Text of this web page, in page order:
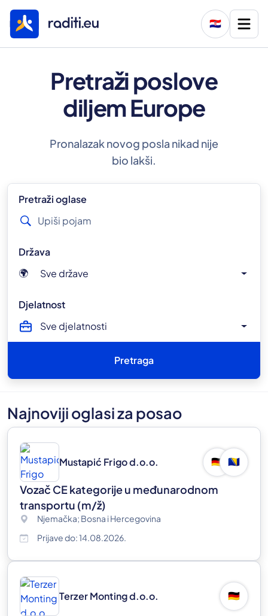
🇭🇷
Pretraži poslove
diljem Europe
Pronalazak novog posla nikad nije
bio lakši.
Pretraži oglase
Država
🌍 Sve države
Djelatnost
Sve djelatnosti
Pretraga
Najnoviji oglasi za posao
Mustapić Frigo d.o.o. 🇩🇪 🇧🇦
Vozač CE kategorije u međunarodnom
transportu (m/ž)
Njemačka; Bosna i Hercegovina
Prijave do: 14.08.2026.
Terzer Monting d.o.o. 🇩🇪